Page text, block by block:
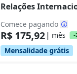
Relações
Comece pagando
R$ 175,92 | mês -
Mensalidade grátis